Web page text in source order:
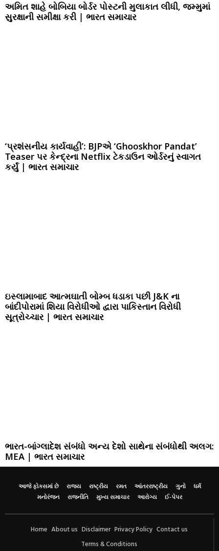
અમિત શાહે બોબિયા બોર્ડર પોસ્ટની મુલાકાત લીધી, જમ્મુમાં
સુરક્ષાની સમીક્ષા કરી | ભારત સમાચાર
‘પ્રશંસનીય કાર્યવાહી’: BJPએ ‘Ghooskhor Pandat’
Teaser પર કેન્દ્રના Netflix ટેકડાઉન ઓર્ડરનું સ્વાગત
કર્યું | ભારત સમાચાર
ઇસ્લામાબાદ આત્મઘાતી બોમ્બ ધડાકા પછી J&K ના
બાંદીપોરામાં શિયા વિરોધીઓ દ્વારા પાકિસ્તાન વિરોધી
સૂત્રોચ્ચાર | ભારત સમાચાર
ભારત-બાંગ્લાદેશ સંબંધો અન્ય દેશો સાથેના સંબંધોથી અલગ:
MEA | ભારત સમાચાર
આજે ફોકસમાં છે રાજ્ય રાષ્ટ્રીય રમત આંતરરાષ્ટ્રીય ગુનો
ધર્મ
મનોરંજન
રાજનીતિ મુખ્ય સમાચાર આરોગ્ય ઈ-પેપર
Home About us Disclaimer Privacy Policy Contact us
Terms & Conditions